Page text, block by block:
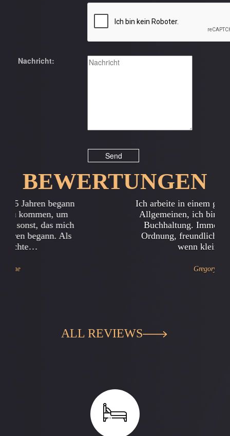
Nachricht:
BEWERTUNGEN
Ich arbeite in einem großen Büro, im
Allgemeinen, ich bin der Leiter der
Buchhaltung. Immer war alles in
Ordnung, freundliches Team, aber
Previous Next
ALL REVIEWS